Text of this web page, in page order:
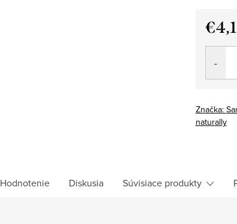
Značka:
naturally
Hodnotenie Diskusia Súvisiace produkty